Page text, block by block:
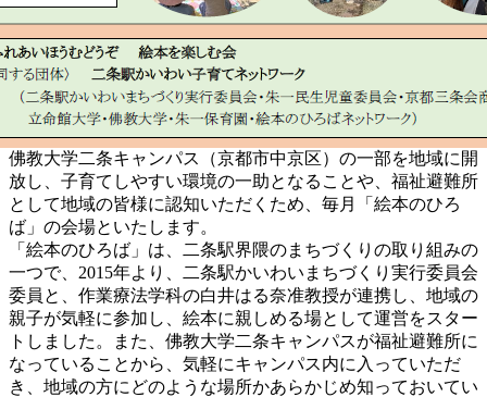
佛教大学二条キャンパス（京都市中京区）の一部を地域に開
放し、子育てしやすい環境の一助となることや、福祉避難所
として地域の皆様に認知いただくため、毎月「絵本のひろ
ば」の会場といたします。
「絵本のひろば」は、二条駅界隈のまちづくりの取り組みの
一つで、2015年より、二条駅かいわいまちづくり実行委員会
委員と、作業療法学科の白井はる奈准教授が連携し、地域の
親子が気軽に参加し、絵本に親しめる場として運営をスター
トしました。また、佛教大学二条キャンパスが福祉避難所に
なっていることから、気軽にキャンパス内に入っていただ
き、地域の方にどのような場所かあらかじめ知っておいてい